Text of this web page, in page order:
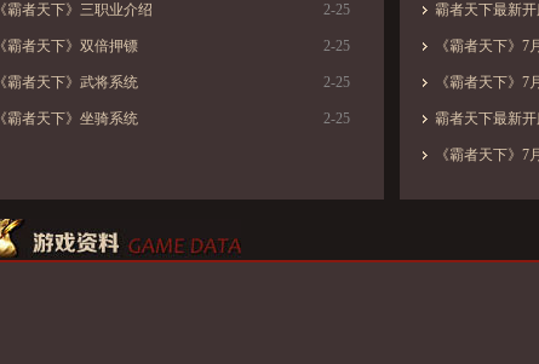
《霸者天下》三职业介绍 2-25
《霸者天下》双倍押镖 2-25
《霸者天下》武将系统 2-25
《霸者天下》坐骑系统 2-25
霸者天下最新
《霸者天下》7
《霸者天下》7
霸者天下最新
《霸者天下》7